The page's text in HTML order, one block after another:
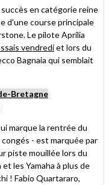
en catégorie reine
d'une course principale
Le pilote Aprilia
vendrediet lors du
Bagnaia qui semblait
Bretagne
marque la rentrée du
- est marquée par
piste mouillée lors du
les Yamaha à plus de
! Fabio Quartararo,